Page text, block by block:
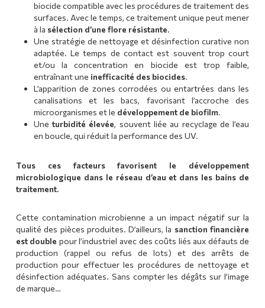
biocide compatible avec les procédures de traitement des
surfaces. Avec le temps, ce traitement unique peut mener
à la sélection d’une flore résistante.
Une stratégie de nettoyage et désinfection curative non
adaptée. Le temps de contact est souvent trop court
et/ou la concentration en biocide est trop faible,
entraînant une inefficacité des biocides.
L’apparition de zones corrodées ou entartrées dans les
canalisations et les bacs, favorisant l’accroche des
microorganismes et le développement de biofilm.
Uneturbidité élevée, souvent liée au recyclage de l’eau
en boucle, qui réduit la performance des UV.
Tous ces facteurs favorisent le développement
microbiologique dans le réseau d’eau et dans les bains de
traitement.
Cette contamination microbienne a un impact négatif sur la
qualité des pièces produites. D’ailleurs, la sanction financière
est double pour l’industriel avec des coûts liés aux défauts de
production (rappel ou refus de lots) et des arrêts de
production pour effectuer les procédures de nettoyage et
désinfection adéquates. Sans compter les dégâts sur l’image
de marque…